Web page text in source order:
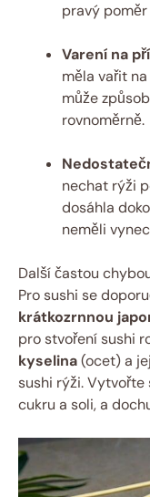
pravý poměr
Varení na
měla vařit
může
rovnoměrně.
nechat rýži
dosáhla
neměli
Další častou
Pro sushi se
krátkozrnnou
pro stvoření sushi
kyselina(ocet) a
sushi rýži. Vytvořte
cukru a soli, a